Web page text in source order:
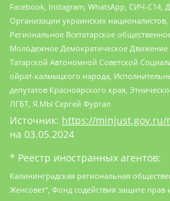
Facebook, Instagram, WhatsApp, СИЧ-С14,
Организации украинских
Региональное Всетатарское
Молодежное Демократическое Движение
Татарской Автономной Советской
ойрат-калмыцкого народа,
депутатов Красноярского края,
ЛГБТ, Я.МЫ Сергей Фургал
Источник: https://minjust.gov.ru/
на 03.05.2024
* Реестр иностранных агентов:
Калининградская региональная общественная организация "Экозащита!-Женсовет", Фонд содействия защите прав и свобод граждан "Общественный вердикт", Фонд "Институт Развития Свободы Информации", Частное учреждение "Информационное агентство МЕМО. РУ", Региональная общественная организация "Общественная комиссия по сохранению наследия академика Сахарова", Фонд поддержки свободы прессы, Санкт-Петербургская общественная правозащитная организация "Гражданский контроль", Межрегиональная общественная организация "Информационно-просветительский центр "Мемориал", Региональный Фонд "Центр Защиты Прав Средств Массовой Информации", с 05.12.2023 Фонд "Центр Защиты Прав Средств массовой информации", Региональная общественная благотворительная организация помощи беженцам и мигрантам "Гражданское содействие", Негосударственное образовательное учреждение дополнительного профессионального образования (повышение квалификации) специалистов "АКАДЕМИЯ ПО ПРАВАМ ЧЕЛОВЕКА", Свердловская региональная общественная организация "Сутяжник", Автономная некоммерческая организация "Центр независимых социологических исследований", Союз общественных объединений "Российский исследовательский центр по правам человека", Региональное общественное учреждение научно-информационный центр "МЕМОРИАЛ", Некоммерческая организация "Фонд защиты гласности", Автономная некоммерческая организация "Институт прав человека", Городская общественная организация "Екатеринбургское общество "МЕМОРИАЛ", Городская общественная организация "Рязанское историко-просветительское и правозащитное общество "Мемориал" (Рязанский Мемориал), Челябинский региональный орган общественной самодеятельности – женское общественное объединение "Женщины Евразии", Челябинский региональный орган общественной самодеятельности "Уральская правозащитная группа", Фонд содействия защите здоровья и социальной справедливости имени Андрея Рылькова, Автономная Некоммерческая Организация "Аналитический Центр Юрия Левады", Автономная некоммерческая организация социальной поддержки населения "Проект Апрель", Региональная общественная организация помощи женщинам и детям, находящимся в кризисной ситуации "Информационно-методический центр "Анна", Фонд содействия развитию массовых коммуникаций и правовому просвещению "Так-так-Так", Фонд содействия устойчивому развитию "Серебряная тайга", Свердловский региональный общественный фонд социальных проектов "Новое время", "Idel.Реалии", Кавказ.Реалии, Крым.Реалии, Телеканал Настоящее Время, Татаро-башкирская служба Радио Свобода (Azatliq Radiosi), Радио Свободная Европа/Радио Свобода (PCE/PC), "Сибирь.Реалии", "Фактограф", Благотворительный фонд помощи осужденным и их семьям, Автономная некоммерческая организация "Институт глобализации и социальных движений", Фонд "В защиту прав заключенных", Частное учреждение "Центр поддержки и содействия развитию средств массовой информации", Пензенский региональный общественный благотворительный фонд "Гражданский союз", "Север.Реалии", Некоммерческая организация Фонд "Правовая инициатива", Общество с ограниченной ответственностью "Радио Свободная Европа/Радио Свобода", Чешское информационное агентство "MEDIUM-ORIENT", Красноярская региональная общественная организация "Мы против СПИДа", Камалягин Денис Николаевич, Маркелов Сергей Евгеньевич, Пономарев Лев Александрович, Савицкая Людмила Алексеевна, Автономная некоммерческая организация "Центр по работе с проблемой насилия "НАСИЛИЮ.НЕТ", Межрегиональный профессиональный союз работников здравоохранения "Альянс врачей", Юридическое лицо, зарегистрированное в Латвийской Республике, SIA "Medusa Project" (регистрационный номер 40103797863, дата регистрации 10.06.2014), Некоммерческая организация "Фонд по борьбе с коррупцией", Автономная некоммерческая организация "Институт права и публичной политики", Баданин Роман Сергеевич, Гликин Максим Александрович, Железнова Мария Михайловна, Лукьянова Юлия Сергеевна, Маетная Елизавета Витальевна, Маняхин Петр Борисович, Чуракова Ольга Владимировна, Ярош Юлия Петровна, Юридическое лицо "The Insider SIA", зарегистрированное в Риге, Латвийская Республика (дата регистрации 26.06.2015), являющееся администратором доменного имени интернет-издания "The Insider SIA", https://theins.ru, Постернак Алексей Евгеньевич, Рубин Михаил Аркадьевич, Анин Роман Александрович, Юридическое лицо Istories fonds, зарегистрированное в Латвийской Республике (регистрационный номер 50008295751, дата регистрации 24.02.2020), Великовский Дмитрий Александрович, Долинина Ирина Николаевна, Мароховская Алеся Алексеевна, Шлейнов Роман Юрьевич, Шмагун Олеся Валентиновна, Общество с ограниченной ответственностью "Альтаир 2021", Общество с ограниченной ответственностью "Вега 2021", Общество с ограниченной ответственностью "Главный редактор 2021", Общество с ограниченной ответственностью "Ромашки монолит", Важенков Артем Валерьевич, Ивановская областная общественная организация "Центр гендерных исследований", Гурман Юрий Альбертович, Медиапроект "ОВД-Инфо", Егоров Владимир Владимирович, Жилинский Владимир Александрович, Общество с ограниченной ответственностью "ЗП", Иванова София Юрьевна, Карезина Инна Павловна, Кильтау Екатерина Викторовна, Петров Алексей Викторович, Пискунов Сергей Евгеньевич, Смирнов Сергей Сергеевич, Тихонов Михаил Сергеевич, Общество с ограниченной ответственностью "ЖУРНАЛИСТ-ИНОСТРАННЫЙ АГЕНТ", Арапова Галина Юрьевна, Вольтская Татьяна Анатольевна, Американская компания "Mason G.E.S. Anonymous Foundation" (США), являющаяся владельцем интернет-издания https://mnews.world/, Компания "Stichting Bellingcat", зарегистрированная в Нидерландах (дата регистрации